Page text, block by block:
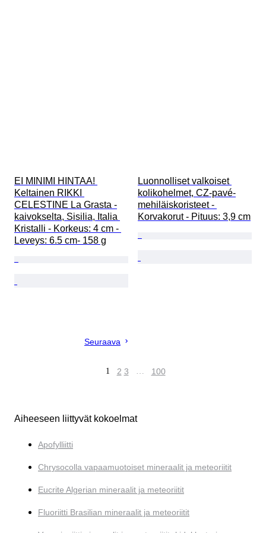
EI MINIMI HINTAA!
Keltainen RIKKI
CELESTINE La Grasta -
kaivokselta, Sisilia, Italia
Kristalli - Korkeus: 4 cm -
Leveys: 6.5 cm- 158 g
Luonnolliset valkoiset
kolikohelmet, CZ-pavé-
mehiläiskoristeet -
Korvakorut - Pituus: 3,9 cm
Seuraava
1 2 3 … 100
Aiheeseen liittyvät kokoelmat
Apofylliitti
Chrysocolla vapaamuotoiset mineraalit ja meteoriitit
Eucrite Algerian mineraalit ja meteoriitit
Fluoriitti Brasilian mineraalit ja meteoriitit